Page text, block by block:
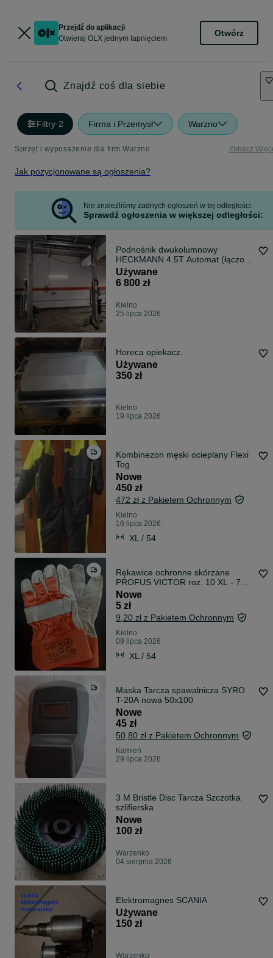
Przejdź do aplikacji
Otwieraj OLX jednym tapnięciem
Otwórz
Znajdź coś dla siebie
Filtry·2 Firma i Przemysł Warzno
Sprzęt i wyposażenie dla firm Warzno Zobacz
Jak pozycjonowane są ogłoszenia?
Nie znaleźliśmy żadnych ogłoszeń w tej odległości.
Sprawdź ogłoszenia w większej odległości:
Podnośnik dwukolumnowy
HECKMANN 4.5T Automat (łączony
górą) F VAT23%
Używane
6 800 zł
Kielno
25 lipca 2026
Horeca opiekacz.
Używane
350 zł
Kielno
19 lipca 2026
Kombinezon męski ocieplany Flexi
Tog
Nowe
450 zł
472 zł z Pakietem Ochronnym
Kielno
16 lipca 2026
XL / 54
Rękawice ochronne skórzane
PROFUS VICTOR roz. 10 XL - 7
sztuk
Nowe
5 zł
9,20 zł z Pakietem Ochronnym
Kielno
09 lipca 2026
XL / 54
Maska Tarcza spawalnicza SYRO
T-20A nowa 50x100
Nowe
45 zł
50,80 zł z Pakietem Ochronnym
Kamień
29 lipca 2026
3 M Bristle Disc Tarcza Szczotka
szlifierska
Nowe
100 zł
Warzenko
04 sierpnia 2026
Elektromagnes SCANIA
Używane
150 zł
Warzenko